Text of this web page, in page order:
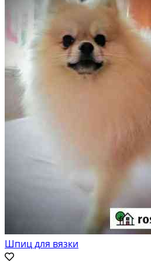
Шпиц для вязки